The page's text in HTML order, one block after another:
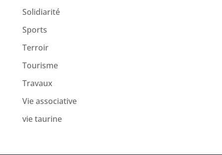
Solidiarité
Sports
Terroir
Tourisme
Travaux
Vie associative
vie taurine